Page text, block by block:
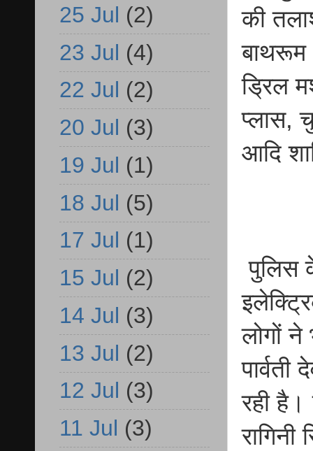
की
बाथरूम
ड्रिल
प्लास,
आदि
पुलिस
लोगों ने
रही
25 Jul (2)
23 Jul (4)
22 Jul (2)
20 Jul (3)
19 Jul (1)
18 Jul (5)
17 Jul (1)
15 Jul (2)
14 Jul (3)
13 Jul (2)
12 Jul (3)
11 Jul (3)